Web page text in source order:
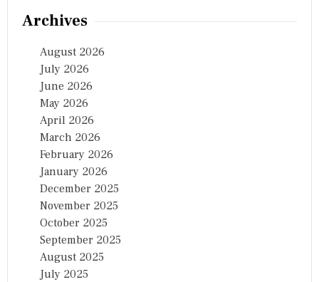
Archives
August 2026
July 2026
June 2026
May 2026
April 2026
March 2026
February 2026
January 2026
December 2025
November 2025
October 2025
September 2025
August 2025
July 2025